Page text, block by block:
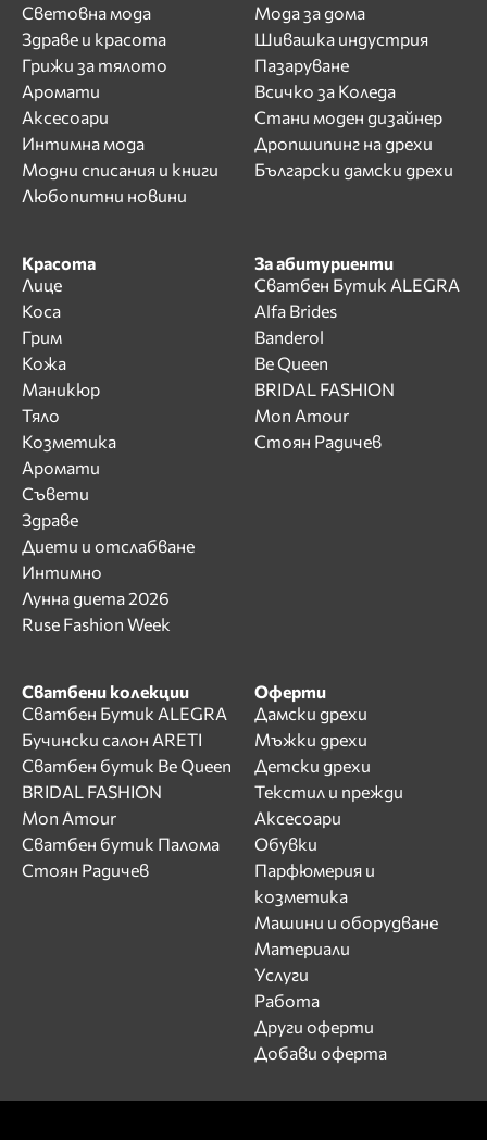
Световна мода
Здраве и красота
Грижи за тялото
Аромати
Аксесоари
Интимна мода
Модни списания и книги
Любопитни новини
Мода за дома
Шивашка индустрия
Пазаруване
Всичко за Коледа
Стани моден дизайнер
Дропшипинг на дрехи
Български дамски дрехи
Красота
Лице
Коса
Грим
Кожа
Маникюр
Тяло
Козметика
Аромати
Съвети
Здраве
Диети и отслабване
Интимно
Лунна диета 2026
Ruse Fashion Week
За абитуриенти
Сватбен Бутик ALEGRA
Alfa Brides
Banderol
Be Queen
BRIDAL FASHION
Mon Amour
Стоян Радичев
Сватбени колекции
Сватбен Бутик ALEGRA
Бучински салон ARETI
Сватбен бутик Be Queen
BRIDAL FASHION
Mon Amour
Сватбен бутик Палома
Стоян Радичев
Оферти
Дамски дрехи
Мъжки дрехи
Детски дрехи
Текстил и прежди
Аксесоари
Обувки
Парфюмерия и
козметика
Машини и оборудване
Материали
Услуги
Работа
Други оферти
Добави оферта